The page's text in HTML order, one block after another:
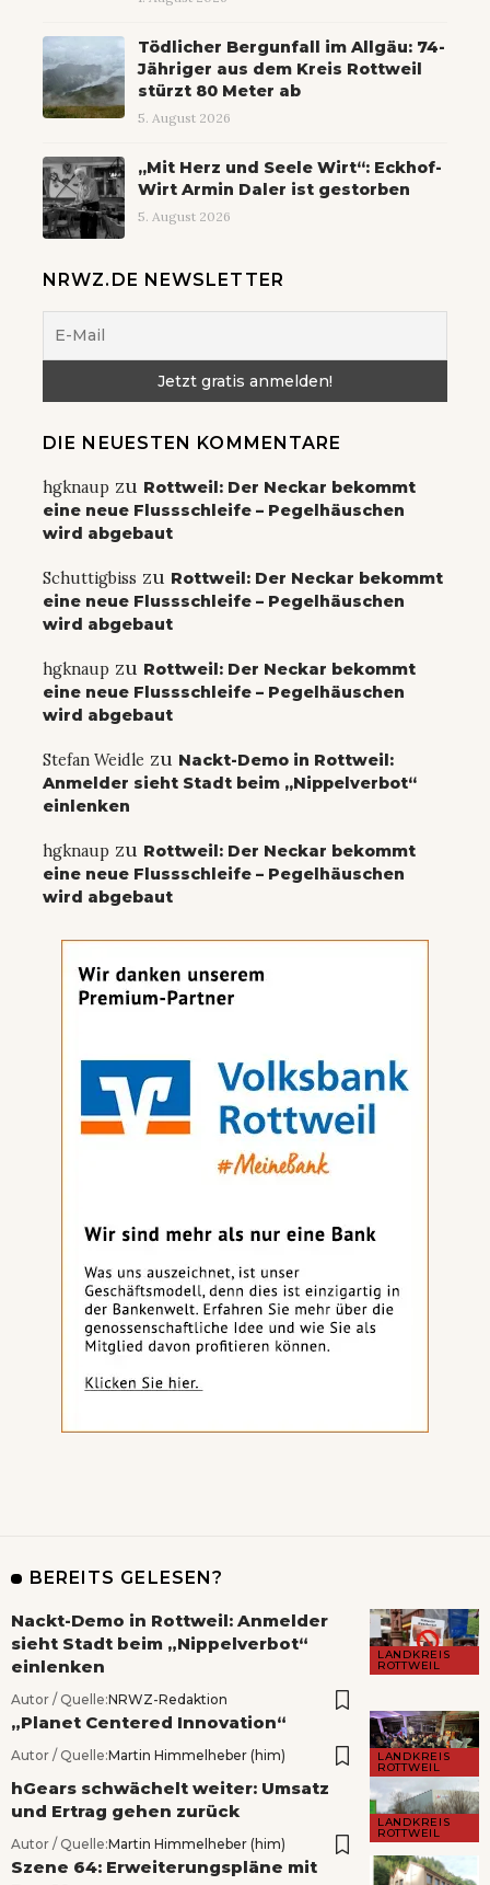
Tödlicher Bergunfall im Allgäu: 74-
Jähriger aus dem Kreis Rottweil
stürzt 80 Meter ab
5. August 2026
„Mit Herz und Seele Wirt“: Eckhof-
Wirt Armin Daler ist gestorben
5. August 2026
NRWZ.DE NEWSLETTER
DIE NEUESTEN KOMMENTARE
hgknaup zu Rottweil: Der Neckar bekommt
eine neue Flussschleife – Pegelhäuschen
wird abgebaut
Schuttigbiss zu Rottweil: Der Neckar bekommt
eine neue Flussschleife – Pegelhäuschen
wird abgebaut
hgknaup zu Rottweil: Der Neckar bekommt
eine neue Flussschleife – Pegelhäuschen
wird abgebaut
Stefan Weidle zu Nackt-Demo in Rottweil:
Anmelder sieht Stadt beim „Nippelverbot“
einlenken
hgknaup zu Rottweil: Der Neckar bekommt
eine neue Flussschleife – Pegelhäuschen
wird abgebaut
BEREITS GELESEN?
LANDKREIS
ROTTWEIL
Nackt-Demo in Rottweil: Anmelder
sieht Stadt beim „Nippelverbot“
einlenken
Autor / Quelle:NRWZ-Redaktion
LANDKREIS
ROTTWEIL
„Planet Centered Innovation“
Autor / Quelle:Martin Himmelheber (him)
LANDKREIS
ROTTWEIL
hGears schwächelt weiter: Umsatz
und Ertrag gehen zurück
Autor / Quelle:Martin Himmelheber (him)
Szene 64: Erweiterungspläne mit